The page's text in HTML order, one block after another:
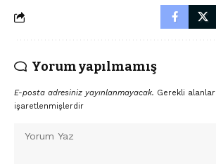
Yorum yapılmamış
E-posta adresiniz yayınlanmayacak. Gerekli alanlar
işaretlenmişlerdir